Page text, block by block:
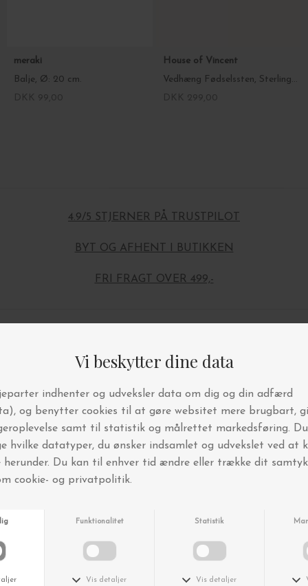
meraki
Balje, Ø: 20 cm.
House of Vincent
Vedhæng Fødselssten, Sterlingsølv
4.9/5 STJERNER PÅ TRUSTPILOT
BYT OG AFHENT I BUTIKKEN
FRI FRAGT OVER 499,-
Andre købte også